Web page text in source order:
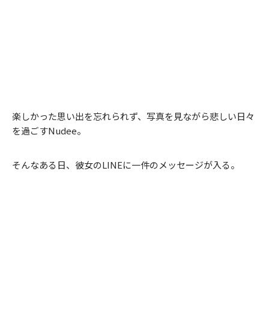
楽しかった思い出を忘れられず、写真を見ながら悲しい日々
を過ごすNudee。
そんなある日、彼女のLINEに一件のメッセージが入る。